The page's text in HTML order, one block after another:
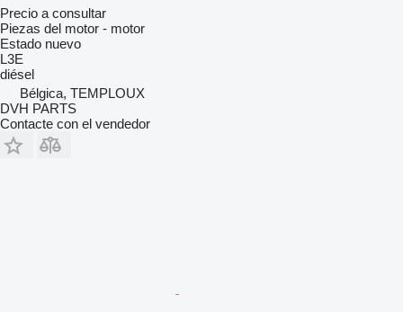
Precio a consultar
Piezas del motor - motor
Estado nuevo
L3E
diésel
Bélgica, TEMPLOUX
DVH PARTS
Contacte con el vendedor